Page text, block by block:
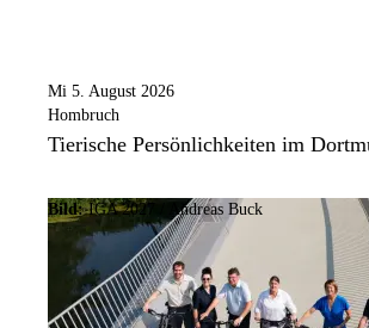
Mi 5. August 2026
Hombruch
Tierische Persönlichkeiten im
Bild: IGA 2027 / Andreas Buck